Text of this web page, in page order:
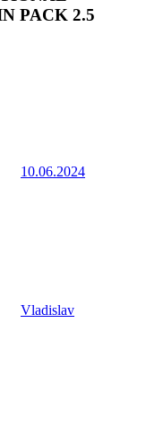
PACK 2.5
10.06.2024
Vladislav